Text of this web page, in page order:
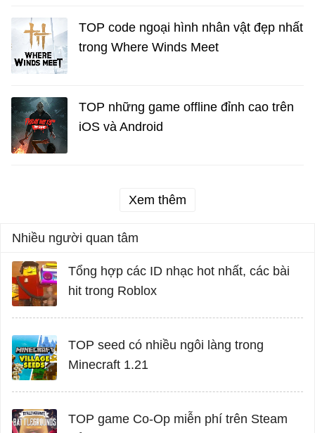
TOP code ngoại hình nhân vật đẹp nhất
trong Where Winds Meet
TOP những game offline đỉnh cao trên
iOS và Android
Xem thêm
Nhiều người quan tâm
Tổng hợp các ID nhạc hot nhất, các bài
hit trong Roblox
TOP seed có nhiều ngôi làng trong
Minecraft 1.21
TOP game Co-Op miễn phí trên Steam